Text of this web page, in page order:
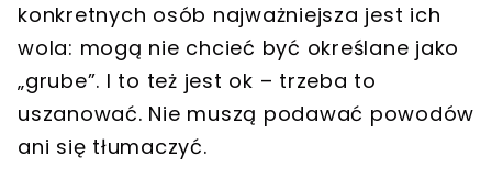
konkretnych osób najważniejsza jest ich
wola: mogą nie chcieć być określane jako
„grube”. I to też jest ok – trzeba to
uszanować. Nie muszą podawać powodów
ani się tłumaczyć.